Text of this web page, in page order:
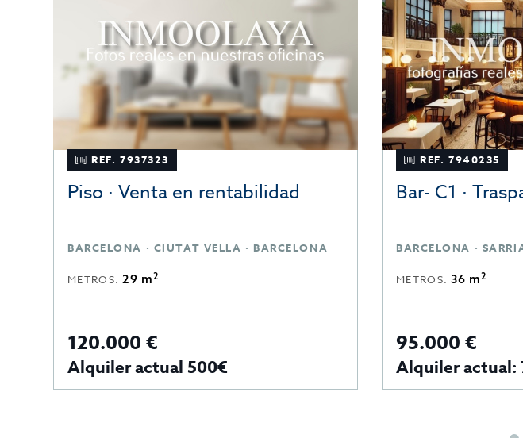
REF. 7937323
Piso · Venta en rentabilidad
BARCELONA · CIUTAT VELLA · BARCELONA
METROS:29 m2
120.000 €
Alquiler actual 500€
REF. 7940235
Bar- C1 ·
METROS:36 m2
95.000 €
Alquiler actual: